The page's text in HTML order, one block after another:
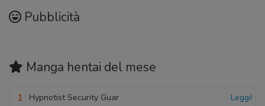
Pubblicità
Manga hentai del mese
1 Hypnotist Security Guar Leggi!